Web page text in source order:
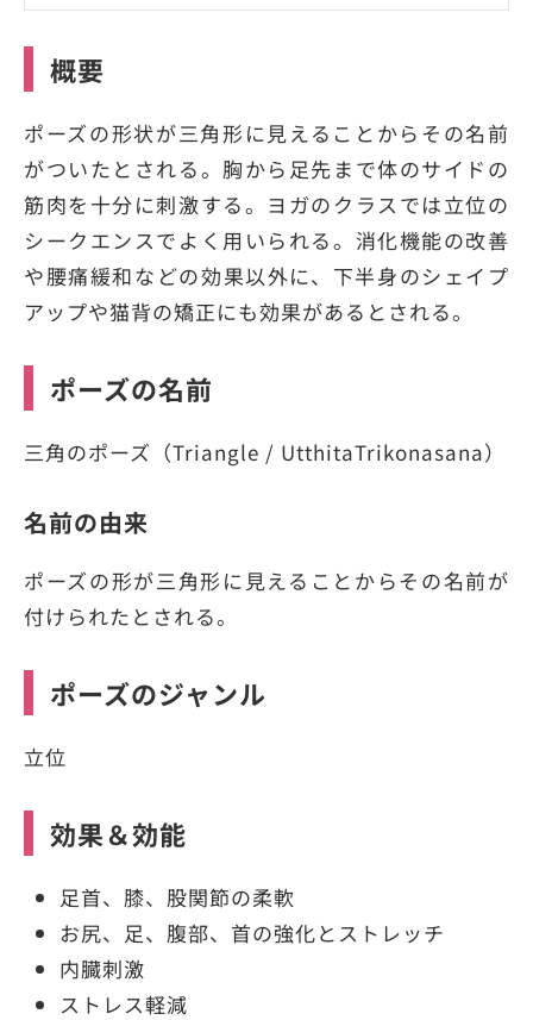
概要
ポーズの形状が三角形に見えることからその名前
がついたとされる。胸から足先まで体のサイドの
筋肉を十分に刺激する。ヨガのクラスでは立位の
シークエンスでよく用いられる。消化機能の改善
や腰痛緩和などの効果以外に、下半身のシェイプ
アップや猫背の矯正にも効果があるとされる。
ポーズの名前
三角のポーズ（Triangle / UtthitaTrikonasana）
名前の由来
ポーズの形が三角形に見えることからその名前が
付けられたとされる。
ポーズのジャンル
立位
効果＆効能
足首、膝、股関節の柔軟
お尻、足、腹部、首の強化とストレッチ
内臓刺激
ストレス軽減